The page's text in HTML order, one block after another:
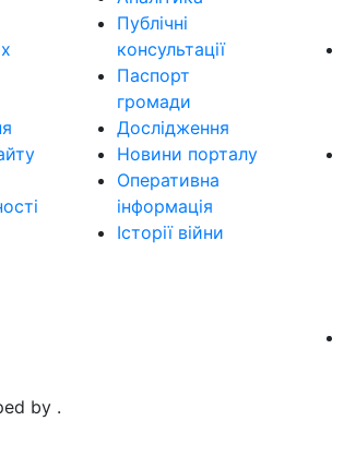
Публічні
консультації
Паспорт
громади
Дослідження
Новини порталу
Оперативна
інформація
Історії війни
by .